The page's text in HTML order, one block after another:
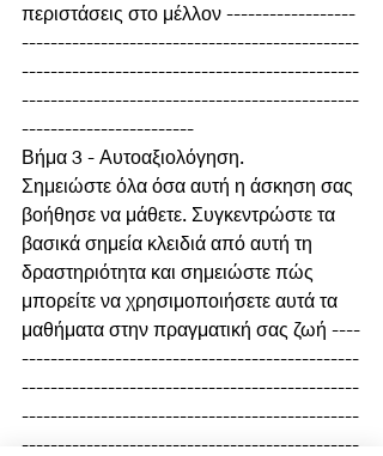
περιστάσεις στο μέλλον ------------------
-----------------------------------------------
-----------------------------------------------
-----------------------------------------------
------------------------
Βήμα 3 - Αυτοαξιολόγηση.
Σημειώστε όλα όσα αυτή η άσκηση σας
βοήθησε να μάθετε. Συγκεντρώστε τα
βασικά σημεία κλειδιά από αυτή τη
δραστηριότητα και σημειώστε πώς
μπορείτε να χρησιμοποιήσετε αυτά τα
μαθήματα στην πραγματική σας ζωή ----
-----------------------------------------------
-----------------------------------------------
-----------------------------------------------
-----------------------------------------------